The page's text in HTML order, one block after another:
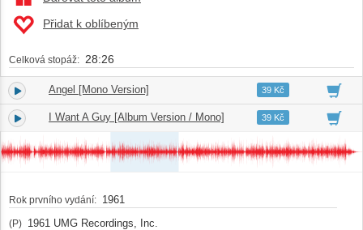
Přidat k oblíbeným
Celková stopáž: 28:26
1. Angel [Mono Version] 02:3139 Kč
2. I Want A Guy [Album Version / Mono] 02:3839 Kč
Rok prvního vydání: 1961
(P) 1961 UMG Recordings, Inc.